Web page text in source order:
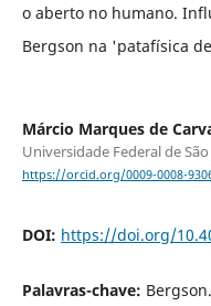
o aberto no humano.
Bergson na 'patafísica
Márcio Marques de
Universidade Federal de
https://orcid.org/0009-0008-
DOI: https://doi.org/
Palavras-chave: